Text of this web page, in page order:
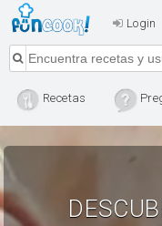
Login
Recetas